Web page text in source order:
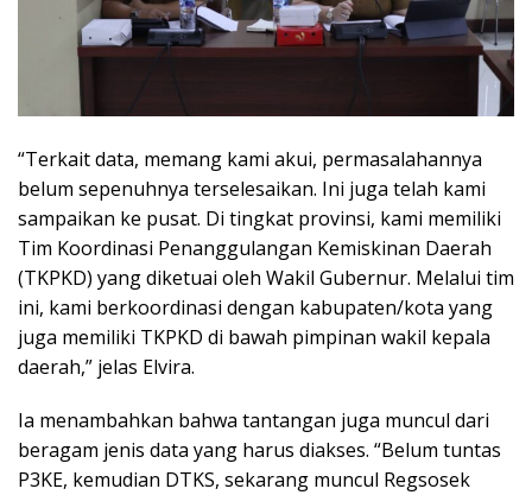
“Terkait data, memang kami akui, permasalahannya
belum sepenuhnya terselesaikan. Ini juga telah kami
sampaikan ke pusat. Di tingkat provinsi, kami memiliki
Tim Koordinasi Penanggulangan Kemiskinan Daerah
(TKPKD) yang diketuai oleh Wakil Gubernur. Melalui tim
ini, kami berkoordinasi dengan kabupaten/kota yang
juga memiliki TKPKD di bawah pimpinan wakil kepala
daerah,” jelas Elvira.
Ia menambahkan bahwa tantangan juga muncul dari
beragam jenis data yang harus diakses. “Belum tuntas
P3KE, kemudian DTKS, sekarang muncul Regsosek